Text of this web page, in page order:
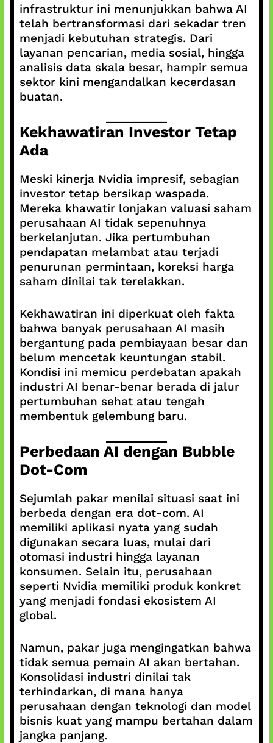
infrastruktur ini menunjukkan bahwa AI
telah bertransformasi dari sekadar tren
menjadi kebutuhan strategis. Dari
layanan pencarian, media sosial, hingga
analisis data skala besar, hampir semua
sektor kini mengandalkan kecerdasan
buatan.
Kekhawatiran Investor Tetap
Ada
Meski kinerja Nvidia impresif, sebagian
investor tetap bersikap waspada.
Mereka khawatir lonjakan valuasi saham
perusahaan AI tidak sepenuhnya
berkelanjutan. Jika pertumbuhan
pendapatan melambat atau terjadi
penurunan permintaan, koreksi harga
saham dinilai tak terelakkan.
Kekhawatiran ini diperkuat oleh fakta
bahwa banyak perusahaan AI masih
bergantung pada pembiayaan besar dan
belum mencetak keuntungan stabil.
Kondisi ini memicu perdebatan apakah
industri AI benar-benar berada di jalur
pertumbuhan sehat atau tengah
membentuk gelembung baru.
Perbedaan AI dengan Bubble
Dot-Com
Sejumlah pakar menilai situasi saat ini
berbeda dengan era dot-com. AI
memiliki aplikasi nyata yang sudah
digunakan secara luas, mulai dari
otomasi industri hingga layanan
konsumen. Selain itu, perusahaan
seperti Nvidia memiliki produk konkret
yang menjadi fondasi ekosistem AI
global.
Namun, pakar juga mengingatkan bahwa
tidak semua pemain AI akan bertahan.
Konsolidasi industri dinilai tak
terhindarkan, di mana hanya
perusahaan dengan teknologi dan model
bisnis kuat yang mampu bertahan dalam
jangka panjang.